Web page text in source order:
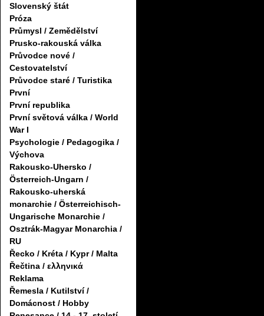
Slovenský štát
Próza
Průmysl / Zemědělství
Prusko-rakouská válka
Průvodce nové /
Cestovatelství
Průvodce staré / Turistika
První
První republika
První světová válka / World
War I
Psychologie / Pedagogika /
Výchova
Rakousko-Uhersko /
Österreich-Ungarn /
Rakousko-uherská
monarchie / Österreichisch-
Ungarische Monarchie /
Osztrák-Magyar Monarchia /
RU
Řecko / Kréta / Kypr / Malta
Řečtina / ελληνικά
Reklama
Řemesla / Kutilství /
Domácnost / Hobby